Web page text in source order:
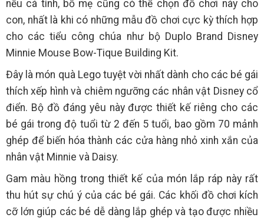
nếu cá tính, bố mẹ cũng có thể chọn đồ chơi này cho
con, nhất là khi có những mẫu đồ chơi cực kỳ thích hợp
cho các tiểu công chúa như bộ Duplo Brand Disney
Minnie Mouse Bow-Tique Building Kit.
Đây là món quà Lego tuyệt vời nhất dành cho các bé gái
thích xếp hình và chiêm ngưỡng các nhân vật Disney cổ
điển. Bộ đồ đáng yêu này được thiết kế riêng cho các
bé gái trong độ tuổi từ 2 đến 5 tuổi, bao gồm 70 mảnh
ghép để biến hóa thành các cửa hàng nhỏ xinh xắn của
nhân vật Minnie và Daisy.
Gam màu hồng trong thiết kế của món lắp ráp này rất
thu hút sự chú ý của các bé gái. Các khối đồ chơi kích
cỡ lớn giúp các bé dễ dàng lắp ghép và tạo được nhiều